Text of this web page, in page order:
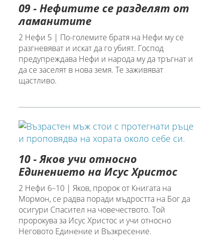
09 - Нефитите се разделят от
ламанитите
2 Нефи 5 | По-големите братя на Нефи му се
разгневяват и искат да го убият. Господ
предупреждава Нефи и народа му да тръгнат и
да се заселят в нова земя. Те заживяват
щастливо.
10 - Яков учи относно
Единението на Исус Христос
2 Нефи 6–10 | Яков, пророк от Книгата на
Мормон, се радва поради мъдростта на Бог да
осигури Спасител на човечеството. Той
пророкува за Исус Христос и учи относно
Неговото Единение и Възкресение.